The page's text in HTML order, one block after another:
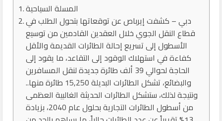
المسلة السياحية
دبي – كشفت إيرباص عن توقعاتها بتحول الطلب في
قطاع النقل الجوي خلال العقدين القادمين من توسيع
الأسطول إلى تسريع إحالة الطائرات القديمة والأقل
كفاءة في استهلاك الوقود إلى التقاعد، ما يقود إلى
الحاجة لحوالي 39 ألف طائرة جديدة لنقل المسافرين
والبضائع، تشكل الطائرات البديلة 15,250 طائرة منها..
ونتيجة لذلك، ستشكل الطائرات الحديثة الغالبية العظمى
من أسطول الطائرات التجارية بحلول عام 2040، بزيادة